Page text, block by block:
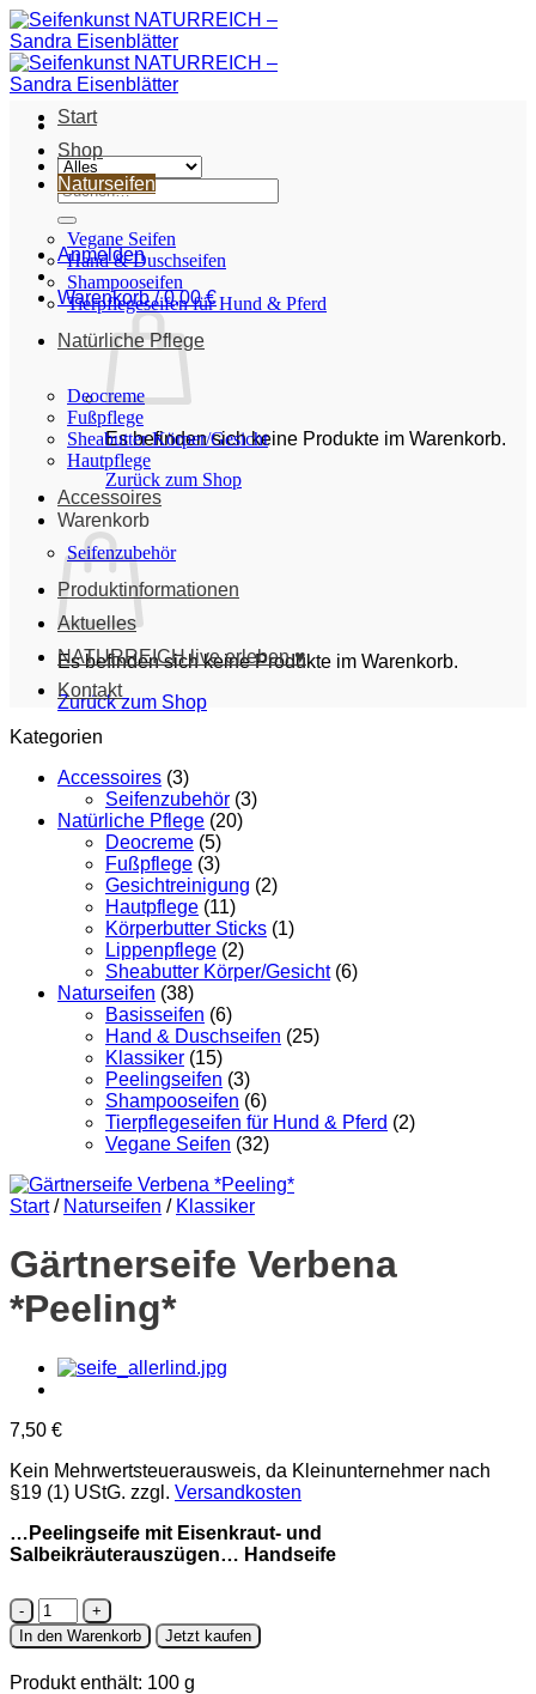
Zum
Inhalt
springen
Suche
nach:
Anmelden
Warenkorb /0,00€
Es befinden sich keine Produkte im Warenkorb.
Zurück zum Shop
Warenkorb
Es befinden sich keine Produkte im Warenkorb.
Zurück zum Shop
Start
Shop
Naturseifen
Vegane Seifen
Hand & Duschseifen
Shampooseifen
Tierpflegeseifen für Hund & Pferd
Natürliche Pflege
Deocreme
Fußpflege
Sheabutter Körper/Gesicht
Hautpflege
Accessoires
Seifenzubehör
Produktinformationen
Aktuelles
NATURREICH live erleben ♥
Kontakt
Kategorien
Accessoires (3)
Seifenzubehör (3)
Natürliche Pflege (20)
Deocreme (5)
Fußpflege (3)
Gesichtreinigung (2)
Hautpflege (11)
Körperbutter Sticks (1)
Lippenpflege (2)
Sheabutter Körper/Gesicht (6)
Naturseifen (38)
Basisseifen (6)
Hand & Duschseifen (25)
Klassiker (15)
Peelingseifen (3)
Shampooseifen (6)
Tierpflegeseifen für Hund & Pferd (2)
Vegane Seifen (32)
Start / Naturseifen / Klassiker
Gärtnerseife Verbena
*Peeling*
7,50 €
Kein Mehrwertsteuerausweis, da Kleinunternehmer nach
§19 (1) UStG. zzgl. Versandkosten
…Peelingseife mit Eisenkraut- und
Salbeikräuterauszügen… Handseife
Gärtnerseife
Verbena
*Peeling*
Menge
In den Warenkorb Jetzt kaufen
Produkt enthält: 100 g